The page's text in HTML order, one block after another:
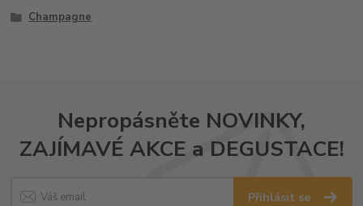
Champagne
Nepropásněte NOVINKY,
ZAJÍMAVÉ AKCE a DEGUSTACE!
Přihlásit se